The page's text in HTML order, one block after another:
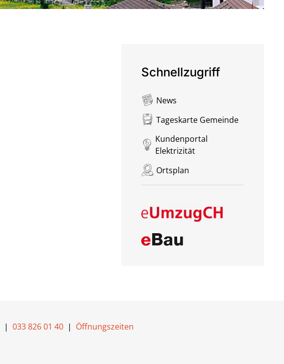
Schnellzugriff
News
Tageskarte Gemeinde
Kundenportal
Elektrizität
Ortsplan
| 033 826 01 40 | Öffnungszeiten